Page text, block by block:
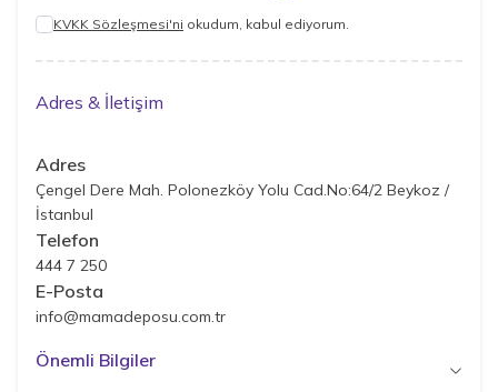
KVKK Sözleşmesi'ni okudum, kabul ediyorum.
Adres & İletişim
Adres
Çengel Dere Mah. Polonezköy Yolu Cad.No:64/2 Beykoz /
İstanbul
Telefon
444 7 250
E-Posta
info@mamadeposu.com.tr
Önemli Bilgiler